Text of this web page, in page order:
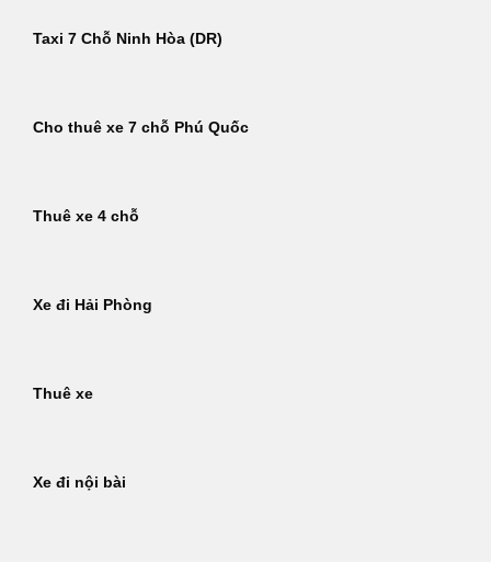
Taxi 7 Chỗ Ninh Hòa (DR)
Cho thuê xe 7 chỗ Phú Quốc
Thuê xe 4 chỗ
Xe đi Hải Phòng
Thuê xe
Xe đi nội bài